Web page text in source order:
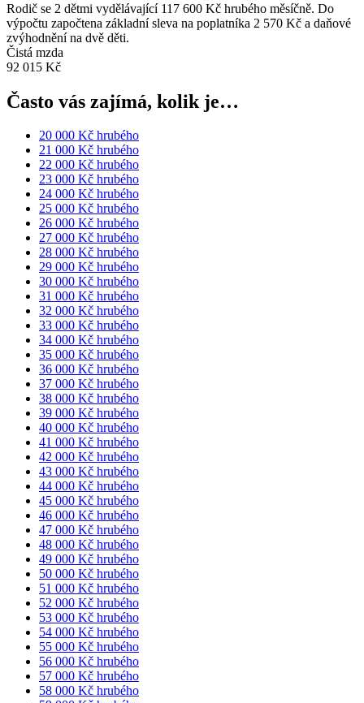
Rodič se 2 dětmi vydělávající 117 600 Kč hrubého měsíčně. Do
výpočtu započtena základní sleva na poplatníka 2 570 Kč a daňové
zvýhodnění na dvě děti.
Čistá mzda
92 015 Kč
Často vás zajímá, kolik je…
20 000 Kč hrubého
21 000 Kč hrubého
22 000 Kč hrubého
23 000 Kč hrubého
24 000 Kč hrubého
25 000 Kč hrubého
26 000 Kč hrubého
27 000 Kč hrubého
28 000 Kč hrubého
29 000 Kč hrubého
30 000 Kč hrubého
31 000 Kč hrubého
32 000 Kč hrubého
33 000 Kč hrubého
34 000 Kč hrubého
35 000 Kč hrubého
36 000 Kč hrubého
37 000 Kč hrubého
38 000 Kč hrubého
39 000 Kč hrubého
40 000 Kč hrubého
41 000 Kč hrubého
42 000 Kč hrubého
43 000 Kč hrubého
44 000 Kč hrubého
45 000 Kč hrubého
46 000 Kč hrubého
47 000 Kč hrubého
48 000 Kč hrubého
49 000 Kč hrubého
50 000 Kč hrubého
51 000 Kč hrubého
52 000 Kč hrubého
53 000 Kč hrubého
54 000 Kč hrubého
55 000 Kč hrubého
56 000 Kč hrubého
57 000 Kč hrubého
58 000 Kč hrubého